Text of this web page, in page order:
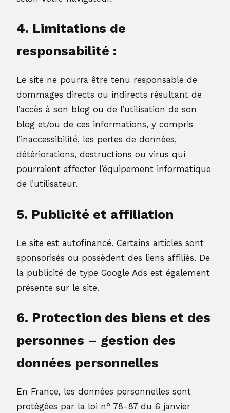
4. Limitations de
responsabilité :
Le site ne pourra être tenu responsable de
dommages directs ou indirects résultant de
l’accès à son blog ou de l’utilisation de son
blog et/ou de ces informations, y compris
l’inaccessibilité, les pertes de données,
détériorations, destructions ou virus qui
pourraient affecter l’équipement informatique
de l’utilisateur.
5. Publicité et affiliation
Le site est autofinancé. Certains articles sont
sponsorisés ou possèdent des liens affiliés. De
la publicité de type Google Ads est également
présente sur le site.
6. Protection des biens et des
personnes – gestion des
données personnelles
En France, les données personnelles sont
protégées par la loi n° 78-87 du 6 janvier